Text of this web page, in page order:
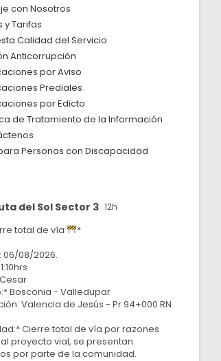
con Nosotros
y Tarifas
Calidad del Servicio
Anticorrupción
por Aviso
Prediales
por Edicto
de Tratamiento de la Información
Personas con Discapacidad
del Sol Sector 3 12h
total de vía
*
06/08/2026.
Bosconia - Valledupar
Valencia de Jesús - Pr 94+000 RN
Cierre total de vía por razones
proyecto vial, se presentan
por parte de la comunidad.